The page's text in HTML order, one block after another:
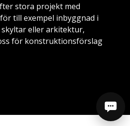
stora projekt med
till exempel inbyggnad i
eller arkitektur,
för konstruktionsförslag